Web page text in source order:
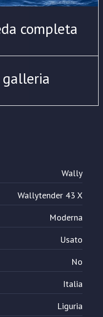
completa
Wally
Wallytender 43 X
Moderna
Usato
No
Italia
Liguria